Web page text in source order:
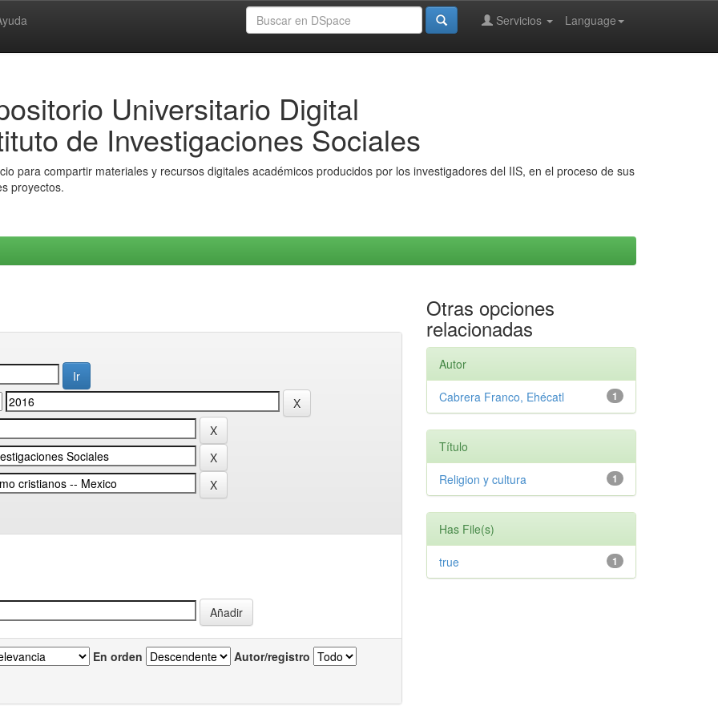
Language
Servicios
Universitario Digital
de Investigaciones Sociales
para compartir materiales y recursos digitales académicos producidos por los investigadores del IIS, en el proceso de sus
proyectos.
En orden Autor/registro
Otras opciones
relacionadas
Autor
1
Cabrera Franco, Ehécatl
Título
1
Religion y cultura
Has File(s)
1
true